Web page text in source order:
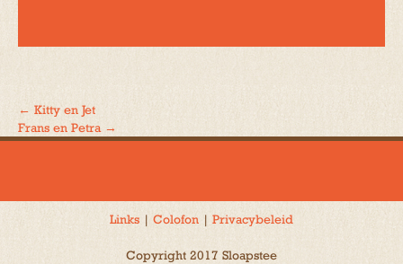
Bericht
← Kitty en Jet
Frans en Petra →
Links | Colofon | Privacybeleid
Copyright 2017 Sloapstee